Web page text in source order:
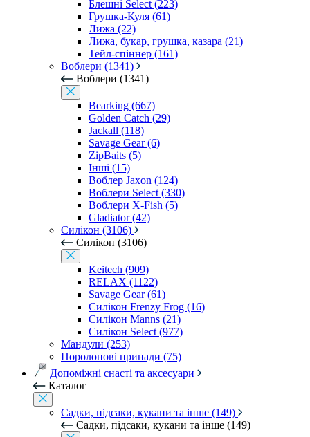
Блешні Select (223)
Грушка-Куля (61)
Лижа (22)
Лижа, букар, грушка, казара (21)
Тейл-спіннер (161)
Воблери (1341)
Воблери (1341)
Bearking (667)
Golden Catch (29)
Jackall (118)
Savage Gear (6)
ZipBaits (5)
Інші (15)
Воблер Jaxon (124)
Воблери Select (330)
Воблери X-Fish (5)
Gladiator (42)
Силікон (3106)
Силікон (3106)
Keitech (909)
RELAX (1122)
Savage Gear (61)
Силікон Frenzy Frog (16)
Силікон Manns (21)
Силікон Select (977)
Мандули (253)
Поролонові принади (75)
Допоміжні снасті та аксесуари
Каталог
Садки, підсаки, кукани та інше (149)
Садки, підсаки, кукани та інше (149)